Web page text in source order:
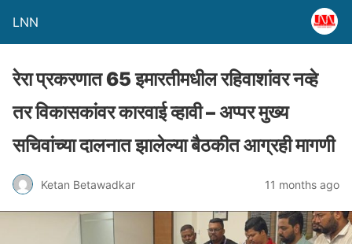
LNN
रेरा प्रकरणात 65 इमारतीमधील रहिवाशांवर नव्हे
तर विकासकांवर कारवाई व्हावी – अप्पर मुख्य
सचिवांच्या दालनात झालेल्या बैठकीत आग्रही मागणी
Ketan Betawadkar 11 months ago